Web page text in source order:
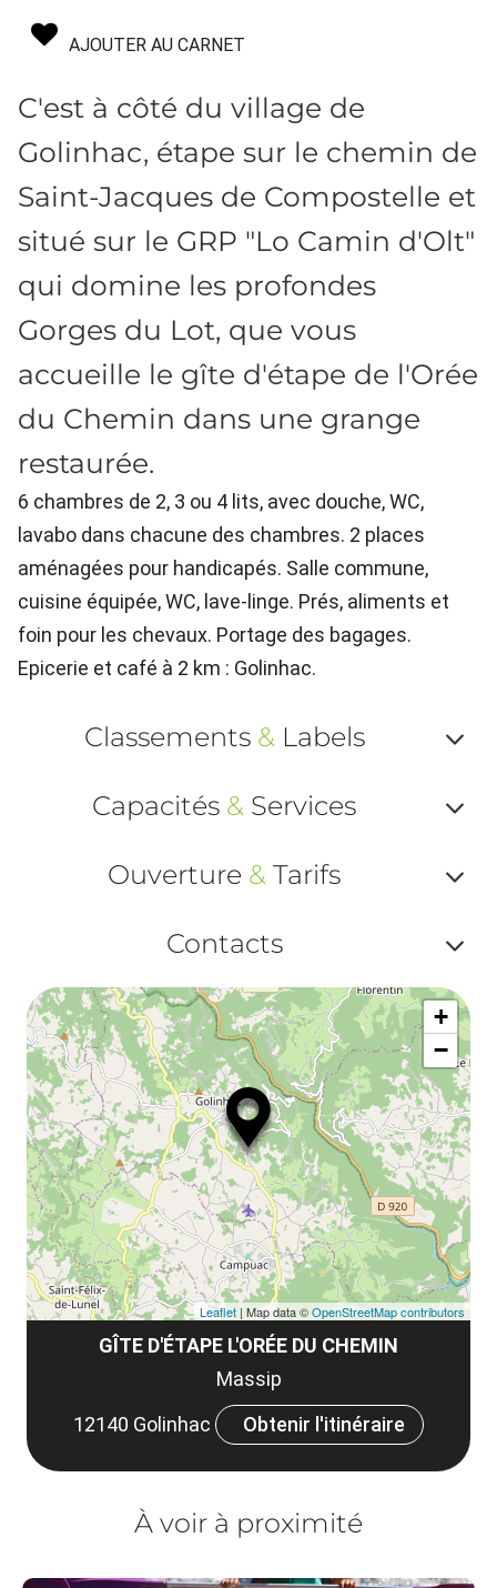
AJOUTER AU CARNET
C'est à côté du village de
Golinhac, étape sur le chemin de
Saint-Jacques de Compostelle et
situé sur le GRP "Lo Camin d'Olt"
qui domine les profondes
Gorges du Lot, que vous
accueille le gîte d'étape de l'Orée
du Chemin dans une grange
restaurée.
6 chambres de 2, 3 ou 4 lits, avec douche, WC,
lavabo dans chacune des chambres. 2 places
aménagées pour handicapés. Salle commune,
cuisine équipée, WC, lave-linge. Prés, aliments et
foin pour les chevaux. Portage des bagages.
Epicerie et café à 2 km : Golinhac.
Classements &Labels
ou
Capacités & Services
ou
Ouverture & Tarifs
ou
et
Contacts
ou
GÎTE D'ÉTAPE L'ORÉE DU CHEMIN
Massip
12140 Golinhac
Obtenir l'itinéraire
+
−
Leaflet | Map data ©OpenStreetMap contributors
À voir à proximité